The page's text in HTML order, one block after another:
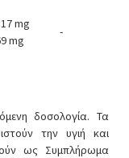
mg
mg
-
δοσολογία. Τα
την υγιή και
ως Συμπλήρωμα